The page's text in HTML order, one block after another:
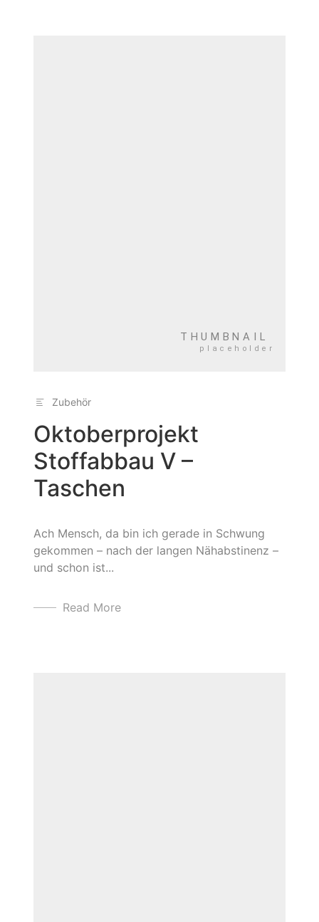
Zubehör
Oktoberprojekt
Stoffabbau V –
Taschen
Ach Mensch, da bin ich gerade in Schwung
gekommen – nach der langen Nähabstinenz –
und schon ist...
Read More